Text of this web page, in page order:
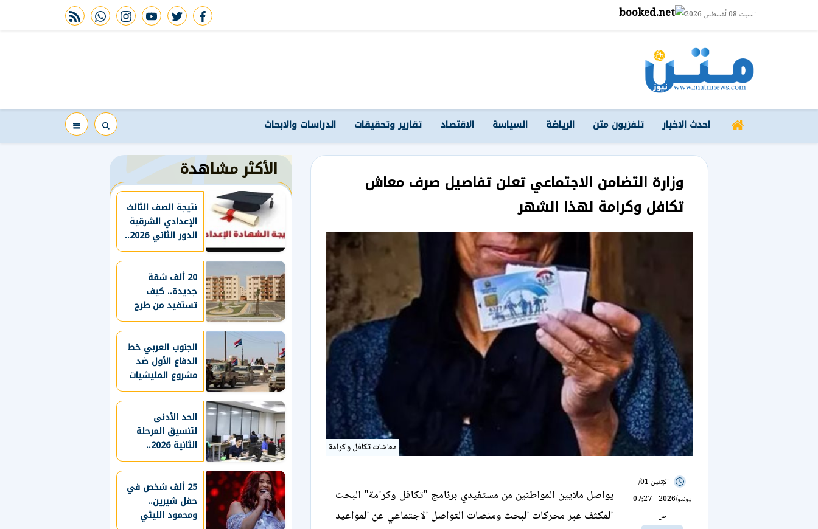
السبت 08 أغسطس 2026 facebook
twitter
youtube
instagram
whatsapp
rss feed
احدث الاخبار تلفزيون متن الرياضة السياسة الاقتصاد تقارير وتحقيقات الدراسات والابحاث
وزارة التضامن الاجتماعي تعلن تفاصيل صرف معاش
تكافل وكرامة لهذا الشهر
معاشات تكافل وكرامة
الإثنين 01/
يونيو/2026 - 07:27
ص
يواصل ملايين المواطنين من مستفيدي برنامج "تكافل وكرامة" البحث
المكثف عبر محركات البحث ومنصات التواصل الاجتماعي عن المواعيد
الأكثر مشاهدة
نتيجة الصف الثالث
الإعدادي الشرقية
الدور الثاني 2026..
اعرف نتيجتك الآن
20 ألف شقة
جديدة.. كيف
تستفيد من طرح
الإسكان بالإيجار
2026؟
الجنوب العربي خط
الدفاع الأول ضد
مشروع المليشيات
الإرهابية والتمدد
الإيراني
الحد الأدنى
لتنسيق المرحلة
الثانية 2026..
توقعات علمي
وأدبي
25 ألف شخص في
حفل شيرين..
ومحمود الليثي